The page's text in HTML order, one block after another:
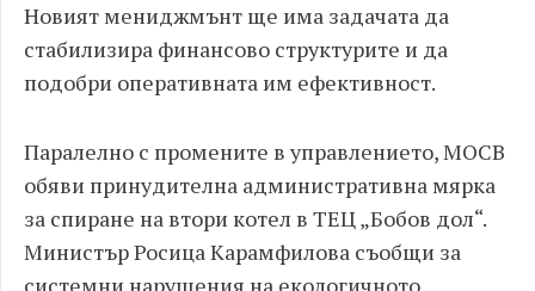
Новият мениджмънт ще има задачата да
стабилизира финансово структурите и да
подобри оперативната им ефективност.
Паралелно с промените в управлението, МОСВ
обяви принудителна административна мярка
за спиране на втори котел в ТЕЦ „Бобов дол“.
Министър Росица Карамфилова съобщи за
системни нарушения на екологичното